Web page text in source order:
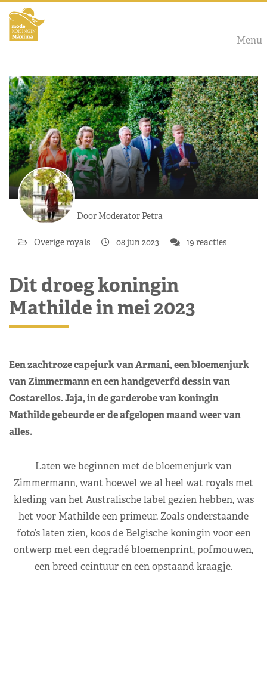
Menu
Door Moderator Petra
Overige royals 08 jun 2023 19 reacties
Dit droeg koningin
Mathilde in mei 2023
Een zachtroze capejurk van Armani, een bloemenjurk
van Zimmermann en een handgeverfd dessin van
Costarellos. Jaja, in de garderobe van koningin
Mathilde gebeurde er de afgelopen maand weer van
alles.
Laten we beginnen met de bloemenjurk van
Zimmermann, want hoewel we al heel wat royals met
kleding van het Australische label gezien hebben, was
het voor Mathilde een primeur. Zoals onderstaande
foto’s laten zien, koos de Belgische koningin voor een
ontwerp met een degradé bloemenprint, pofmouwen,
een breed ceintuur en een opstaand kraagje.